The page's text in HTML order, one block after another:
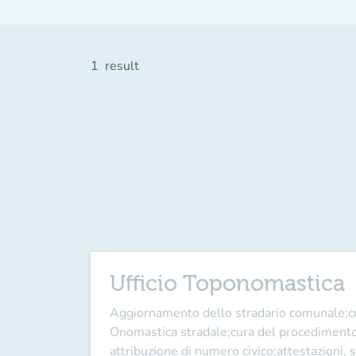
1 result
Ufficio Toponomastica
Aggiornamento dello stradario
Onomastica stradale;cura del
attribuzione di numero civico;attestazioni,